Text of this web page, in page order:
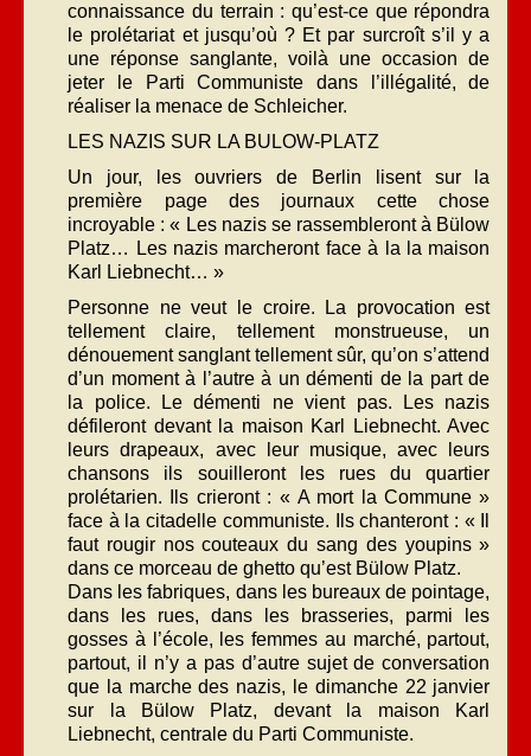
connaissance du terrain : qu’est-ce que répondra
le prolétariat et jusqu’où ? Et par surcroît s’il y a
une réponse sanglante, voilà une occasion de
jeter le Parti Communiste dans l’illégalité, de
réaliser la menace de Schleicher.
LES NAZIS SUR LA BULOW-PLATZ
Un jour, les ouvriers de Berlin lisent sur la
première page des journaux cette chose
incroyable : « Les nazis se rassembleront à Bülow
Platz… Les nazis marcheront face à la la maison
Karl Liebnecht… »
Personne ne veut le croire. La provocation est
tellement claire, tellement monstrueuse, un
dénouement sanglant tellement sûr, qu’on s’attend
d’un moment à l’autre à un démenti de la part de
la police. Le démenti ne vient pas. Les nazis
défileront devant la maison Karl Liebnecht. Avec
leurs drapeaux, avec leur musique, avec leurs
chansons ils souilleront les rues du quartier
prolétarien. Ils crieront : « A mort la Commune »
face à la citadelle communiste. Ils chanteront : « Il
faut rougir nos couteaux du sang des youpins »
dans ce morceau de ghetto qu’est Bülow Platz.
Dans les fabriques, dans les bureaux de pointage,
dans les rues, dans les brasseries, parmi les
gosses à l’école, les femmes au marché, partout,
partout, il n’y a pas d’autre sujet de conversation
que la marche des nazis, le dimanche 22 janvier
sur la Bülow Platz, devant la maison Karl
Liebnecht, centrale du Parti Communiste.